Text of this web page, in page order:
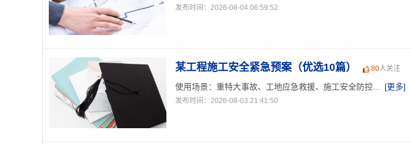
发布时间：2026-08-04 06:59:52
某工程施工安全紧急预案（优选10篇） 80人关注
使用场景：重特大事故、工地应急救援、施工安全防控... [更多]
发布时间：2026-08-03 21:41:50